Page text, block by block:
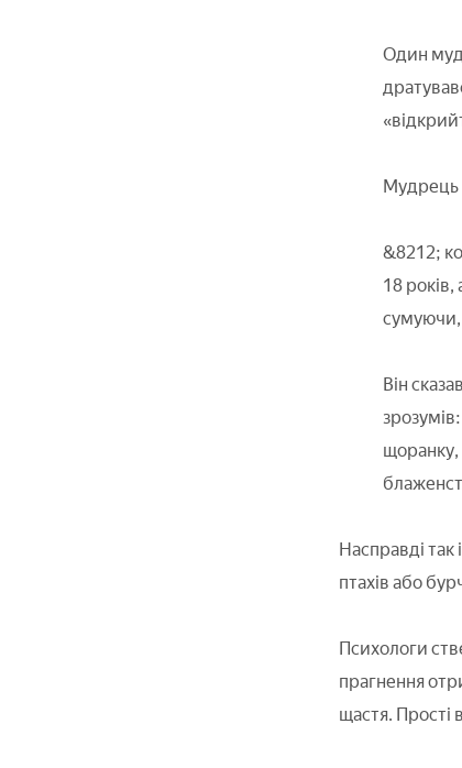
Один
Мудрець
&8212;
18
сумуючи,
Він
щоранку,
Насправді
птахів або
Психологи
прагнення
щастя. Прості